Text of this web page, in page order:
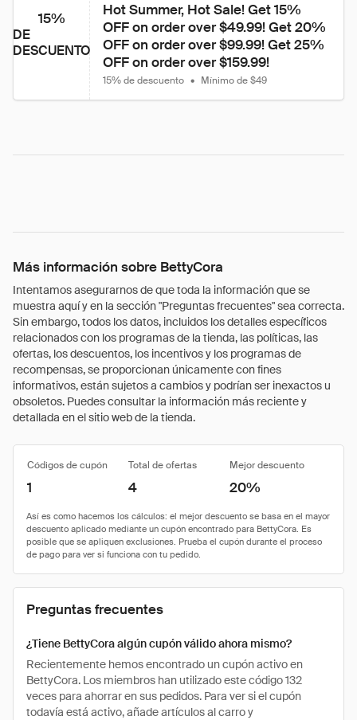
15%
DE
DESCUENTO
Hot Summer, Hot Sale! Get 15%
OFF on order over $49.99! Get 20%
OFF on order over $99.99! Get 25%
OFF on order over $159.99!
15% de descuento • Mínimo de $49
Más información sobre BettyCora
Intentamos asegurarnos de que toda la información que se
muestra aquí y en la sección "Preguntas frecuentes" sea correcta.
Sin embargo, todos los datos, incluidos los detalles específicos
relacionados con los programas de la tienda, las políticas, las
ofertas, los descuentos, los incentivos y los programas de
recompensas, se proporcionan únicamente con fines
informativos, están sujetos a cambios y podrían ser inexactos u
obsoletos. Puedes consultar la información más reciente y
detallada en el sitio web de la tienda.
Códigos de cupón Total de ofertas Mejor descuento
1 4 20%
Preguntas frecuentes
¿Tiene BettyCora algún cupón válido ahora mismo?
Recientemente hemos encontrado un cupón activo en
BettyCora. Los miembros han utilizado este código 132
veces para ahorrar en sus pedidos. Para ver si el cupón
todavía está activo, añade artículos al carro y